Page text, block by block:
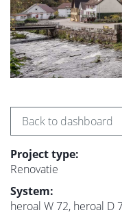
Back to dashboard
Project type:
Renovatie
System:
heroal W 72, heroal D